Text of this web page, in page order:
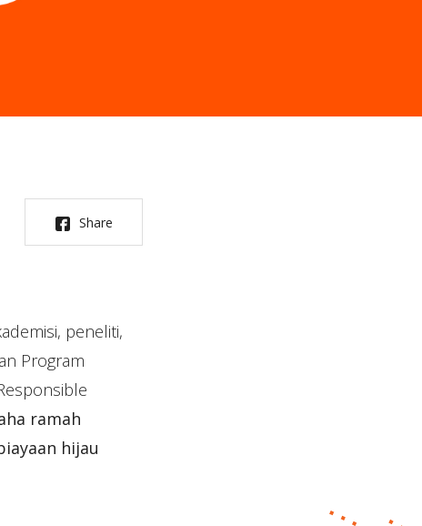
Share
peneliti,
Program
ramah
hijau